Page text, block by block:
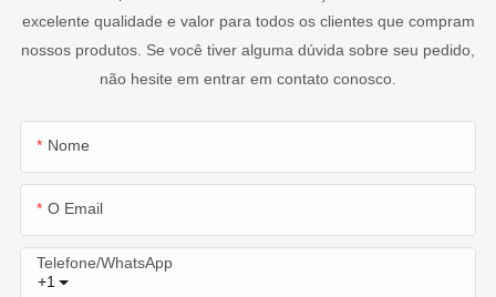
excelente qualidade e valor para todos os clientes que compram
nossos produtos. Se você tiver alguma dúvida sobre seu pedido,
não hesite em entrar em contato conosco.
Nome
O Email
+1
Telefone/WhatsApp